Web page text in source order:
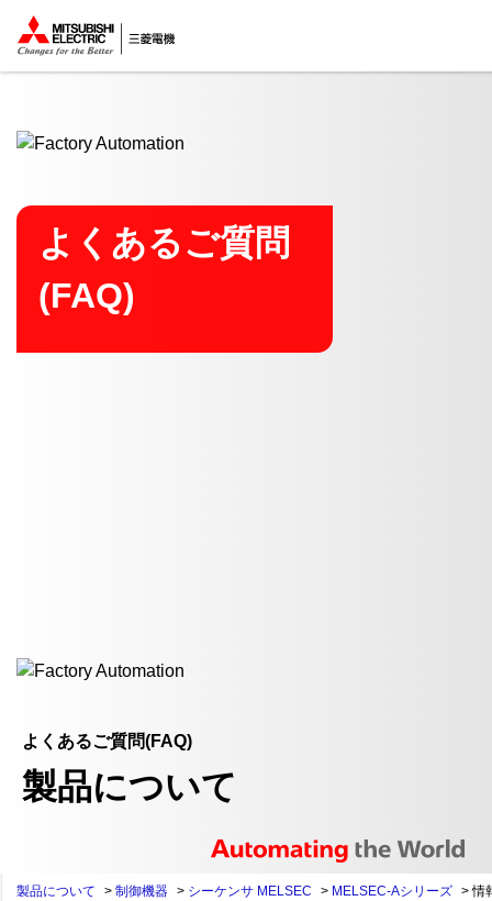
ここから本文
よくあるご質問
(FAQ)
よくあるご質問(FAQ)
製品について
製品について > 制御機器 > シーケンサ MELSEC > MELSEC-Aシリーズ >情